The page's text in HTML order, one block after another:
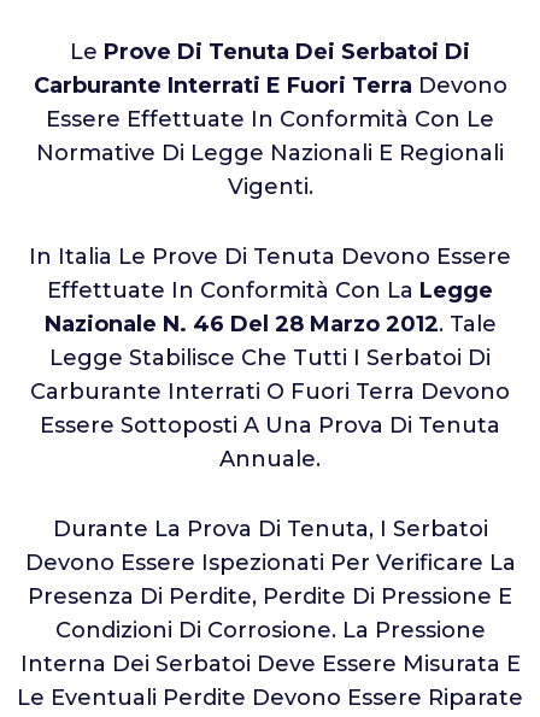
Le Prove Di Tenuta Dei Serbatoi Di
Carburante Interrati E Fuori Terra Devono
Essere Effettuate In Conformità Con Le
Normative Di Legge Nazionali E Regionali
Vigenti.
In Italia Le Prove Di Tenuta Devono Essere
Effettuate In Conformità Con La Legge
Nazionale N. 46 Del 28 Marzo 2012. Tale
Legge Stabilisce Che Tutti I Serbatoi Di
Carburante Interrati O Fuori Terra Devono
Essere Sottoposti A Una Prova Di Tenuta
Annuale.
Durante La Prova Di Tenuta, I Serbatoi
Devono Essere Ispezionati Per Verificare La
Presenza Di Perdite, Perdite Di Pressione E
Condizioni Di Corrosione. La Pressione
Interna Dei Serbatoi Deve Essere Misurata E
Le Eventuali Perdite Devono Essere Riparate